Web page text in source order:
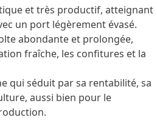
et très productif, atteignant
un port légèrement évasé.
abondante et prolongée,
fraîche, les confitures et la
qui séduit par sa rentabilité, sa
aussi bien pour le